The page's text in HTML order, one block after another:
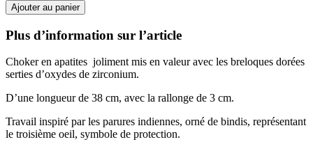
Ajouter au panier
Plus d’information sur l’article
Choker en apatites joliment mis en valeur avec les breloques dorées
serties d’oxydes de zirconium.
D’une longueur de 38 cm, avec la rallonge de 3 cm.
Travail inspiré par les parures indiennes, orné de bindis, représentant
le troisième oeil, symbole de protection.